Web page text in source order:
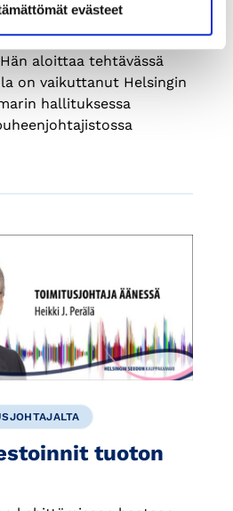
evästeet
Saku Sipola on
kauppakamarin
aloittaa tehtävässä
on vaikuttanut Helsingin
hallituksessa
tuoton